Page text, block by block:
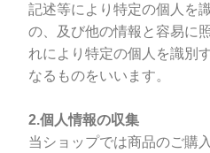
記述等により特定の個人を
の、及び他の情報と容易に
れにより特定の個人を識別
なるものをいいます。
2.個人情報の収集
当ショップでは商品のご購